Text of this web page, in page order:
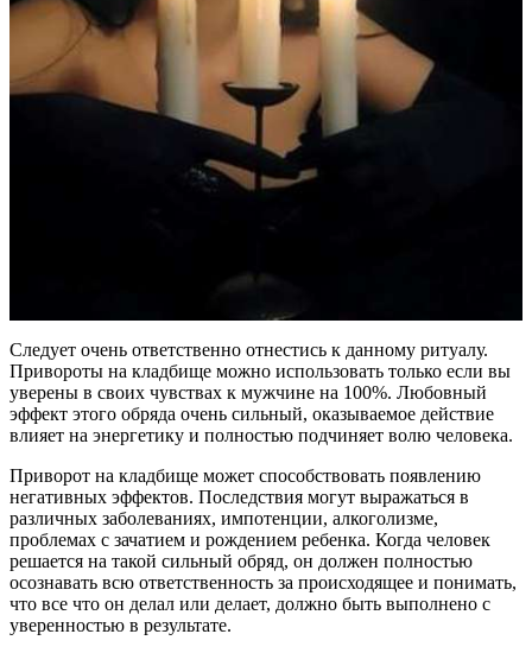
Следует очень ответственно отнестись к данному ритуалу.
Привороты на кладбище можно использовать только если вы
уверены в своих чувствах к мужчине на 100%. Любовный
эффект этого обряда очень сильный, оказываемое действие
влияет на энергетику и полностью подчиняет волю человека.
Приворот на кладбище может способствовать появлению
негативных эффектов. Последствия могут выражаться в
различных заболеваниях, импотенции, алкоголизме,
проблемах с зачатием и рождением ребенка. Когда человек
решается на такой сильный обряд, он должен полностью
осознавать всю ответственность за происходящее и понимать,
что все что он делал или делает, должно быть выполнено с
уверенностью в результате.